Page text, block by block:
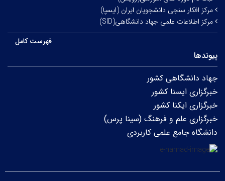
مرکز افکار سنجی دانشجویان ایران (ایسپا)
مرکز اطلاعات علمی جهاد دانشگاهی(SID)
فهرست کامل
پیوندها
جهاد دانشگاهی کشور
خبرگزاری ایسنا کشور
خبرگزاری ایکنا کشور
خبرگزاری علم و فرهنگ (سینا پرس)
دانشگاه جامع علمی کاربردی